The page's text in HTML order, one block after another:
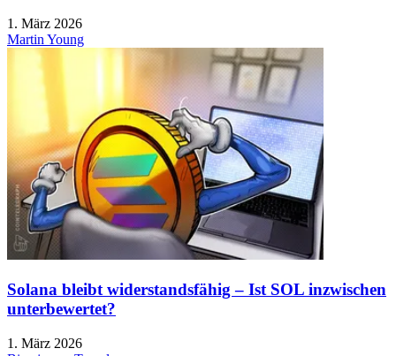
1. März 2026
Martin Young
Solana bleibt widerstandsfähig – Ist SOL inzwischen
unterbewertet?
1. März 2026